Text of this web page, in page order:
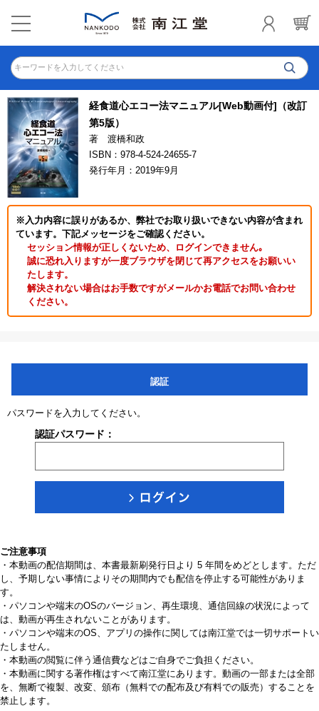
キーワードを入力してください
経食道心エコー法マニュアル[Web動画付]（改訂
第5版）
著 渡橋和政
ISBN：978-4-524-24655-7
発行年月：2019年9月
※入力内容に誤りがあるか、弊社でお取り扱いできない内容が含まれ
ています。下記メッセージをご確認ください。
セッション情報が正しくないため、ログインできません｡
誠に恐れ入りますが一度ブラウザを閉じて再アクセスをお願いい
たします。
解決されない場合はお手数ですがメールかお電話でお問い合わせ
ください。
認証
パスワードを入力してください。
認証パスワード：
ご注意事項
・本動画の配信期間は、本書最新刷発行日より 5 年間をめどとします。ただ
し、予期しない事情によりその期間内でも配信を停止する可能性がありま
す。
・パソコンや端末のOSのバージョン、再生環境、通信回線の状況によって
は、動画が再生されないことがあります。
・パソコンや端末のOS、アプリの操作に関しては南江堂では一切サポートい
たしません。
・本動画の閲覧に伴う通信費などはご自身でご負担ください。
・本動画に関する著作権はすべて南江堂にあります。動画の一部または全部
を、無断で複製、改変、頒布（無料での配布及び有料での販売）することを
禁止します。